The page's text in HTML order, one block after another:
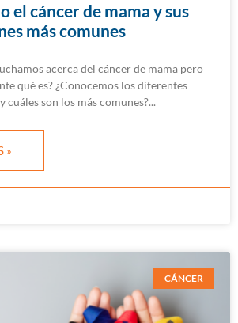
el cáncer de mama y sus
más comunes
acerca del cáncer de mama pero
qué es? ¿Conocemos los diferentes
cuáles son los más comunes?
»
CÁNCER